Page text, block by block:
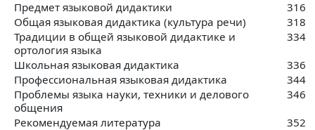
Предмет языковой дидактики
316
Общая языковая дидактика (культура речи)
318
Традиции в общей языковой дидактике и
ортология языка
334
Школьная языковая дидактика
336
Профессиональная языковая дидактика
344
Проблемы языка науки, техники и делового
общения
346
Рекомендуемая литература
352